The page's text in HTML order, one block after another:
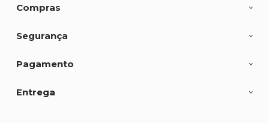
Compras
Segurança
Pagamento
Entrega